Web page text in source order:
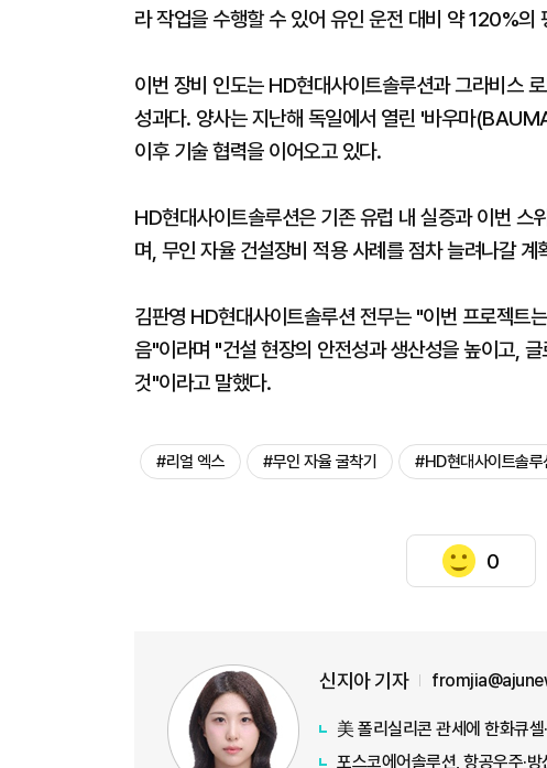
라 작업을 수행할 수 있어 유인 운전 대비 약 120%의
이번 장비 인도는 HD현대사이트솔루션과 그라비스
성과다. 양사는 지난해 독일에서 열린 '바우마
이후 기술 협력을 이어오고 있다.
HD현대사이트솔루션은 기존 유럽 내 실증과 이번 스
며, 무인 자율 건설장비 적용 사례를 점차 늘려나갈 계
김판영 HD현대사이트솔루션 전무는 "이번 프로젝트
음"이라며 "건설 현장의 안전성과 생산성을 높이고,
것"이라고 말했다.
#리얼 엑스 #무인 자율 굴착기 #HD현대사이트솔루
0
신지아 기자
美 폴리실리콘 관세에 한화큐
포스코에어솔루션, 항공우주·